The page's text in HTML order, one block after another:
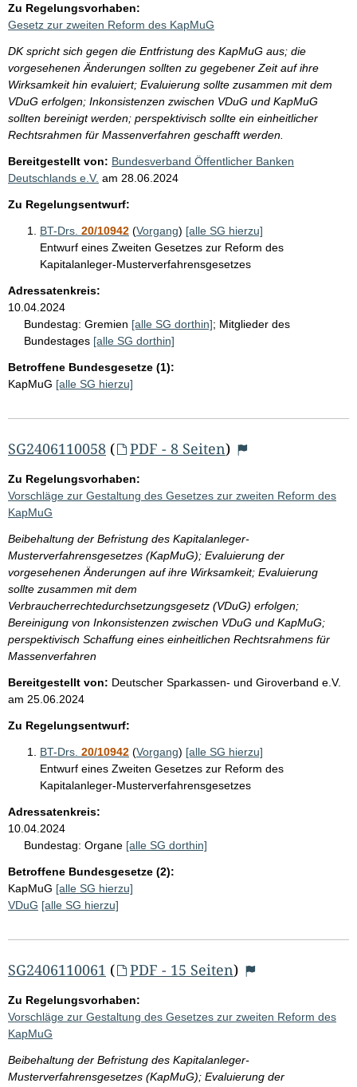
i
s
s
e
p
r
o
S
e
Zu Regelungsvorhaben:
Gesetz zur zweiten Reform des KapMuG
DK spricht sich gegen die Entfristung des KapMuG aus; die
vorgesehenen Änderungen sollten zu gegebener Zeit auf ihre
Wirksamkeit hin evaluiert; Evaluierung sollte zusammen mit dem
VDuG erfolgen; Inkonsistenzen zwischen VDuG und KapMuG
sollten bereinigt werden; perspektivisch sollte ein einheitlicher
Rechtsrahmen für Massenverfahren geschafft werden.
Bereitgestellt von: Bundesverband Öffentlicher Banken
Deutschlands e.V. am 28.06.2024
Zu Regelungsentwurf:
BT-Drs. 20/10942 (Vorgang) [alle SG hierzu]
Entwurf eines Zweiten Gesetzes zur Reform des
Kapitalanleger-Musterverfahrensgesetzes
Adressatenkreis:
10.04.2024
Bundestag: Gremien [alle SG dorthin]; Mitglieder des
Bundestages [alle SG dorthin]
Betroffene Bundesgesetze (1):
KapMuG [alle SG hierzu]
SG2406110058 ( PDF - 8 Seiten)
Zu Regelungsvorhaben:
Vorschläge zur Gestaltung des Gesetzes zur zweiten Reform des
KapMuG
Beibehaltung der Befristung des Kapitalanleger-
Musterverfahrensgesetzes (KapMuG); Evaluierung der
vorgesehenen Änderungen auf ihre Wirksamkeit; Evaluierung
sollte zusammen mit dem
Verbraucherrechtedurchsetzungsgesetz (VDuG) erfolgen;
Bereinigung von Inkonsistenzen zwischen VDuG und KapMuG;
perspektivisch Schaffung eines einheitlichen Rechtsrahmens für
Massenverfahren
Bereitgestellt von: Deutscher Sparkassen- und Giroverband e.V.
am 25.06.2024
Zu Regelungsentwurf:
BT-Drs. 20/10942 (Vorgang) [alle SG hierzu]
Entwurf eines Zweiten Gesetzes zur Reform des
Kapitalanleger-Musterverfahrensgesetzes
Adressatenkreis:
10.04.2024
Bundestag: Organe [alle SG dorthin]
Betroffene Bundesgesetze (2):
KapMuG [alle SG hierzu]
VDuG [alle SG hierzu]
SG2406110061 ( PDF - 15 Seiten)
Zu Regelungsvorhaben:
Vorschläge zur Gestaltung des Gesetzes zur zweiten Reform des
KapMuG
Beibehaltung der Befristung des Kapitalanleger-
Musterverfahrensgesetzes (KapMuG); Evaluierung der